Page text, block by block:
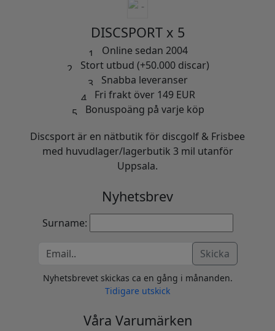
DISCSPORT x 5
Online sedan 2004
Stort utbud (+50.000 discar)
Snabba leveranser
Fri frakt över 149 EUR
Bonuspoäng på varje köp
Discsport är en nätbutik för discgolf & Frisbee
med huvudlager/lagerbutik 3 mil utanför
Uppsala.
Nyhetsbrev
Surname:
Skicka
Nyhetsbrevet skickas ca en gång i månanden.
Tidigare utskick
Våra Varumärken